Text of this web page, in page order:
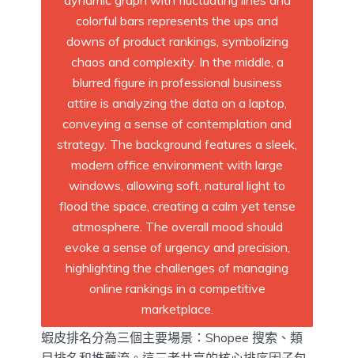
蝦皮排名分為三個主要場景：Shopee 搜索、類